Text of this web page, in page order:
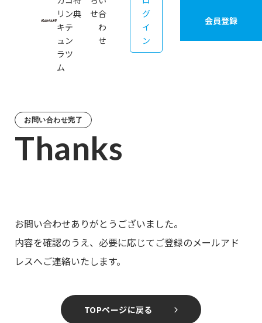
リ
キ
ュ
ラ
ム
ン
テ
ン
ツ
典
せ合
わ
せ
グ
イ
ン
会員登録
お問い合わせ完了
Thanks
お問い合わせありがとうございました。
内容を確認のうえ、必要に応じてご登録のメールアド
レスへご連絡いたします。
TOPページに戻る